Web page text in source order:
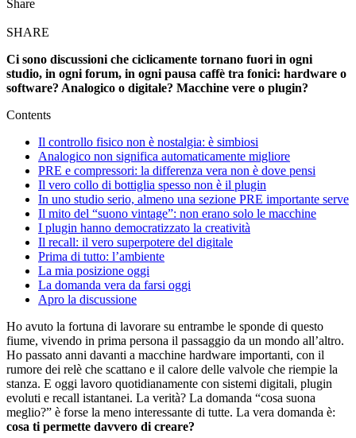
Share
SHARE
Ci sono discussioni che ciclicamente tornano fuori in ogni
studio, in ogni forum, in ogni pausa caffè tra fonici: hardware o
software? Analogico o digitale? Macchine vere o plugin?
Contents
Il controllo fisico non è nostalgia: è simbiosi
Analogico non significa automaticamente migliore
PRE e compressori: la differenza vera non è dove pensi
Il vero collo di bottiglia spesso non è il plugin
In uno studio serio, almeno una sezione PRE importante serve
Il mito del “suono vintage”: non erano solo le macchine
I plugin hanno democratizzato la creatività
Il recall: il vero superpotere del digitale
Prima di tutto: l’ambiente
La mia posizione oggi
La domanda vera da farsi oggi
Apro la discussione
Ho avuto la fortuna di lavorare su entrambe le sponde di questo
fiume, vivendo in prima persona il passaggio da un mondo all’altro.
Ho passato anni davanti a macchine hardware importanti, con il
rumore dei relè che scattano e il calore delle valvole che riempie la
stanza. E oggi lavoro quotidianamente con sistemi digitali, plugin
evoluti e recall istantanei. La verità? La domanda “cosa suona
meglio?” è forse la meno interessante di tutte. La vera domanda è:
cosa ti permette davvero di creare?